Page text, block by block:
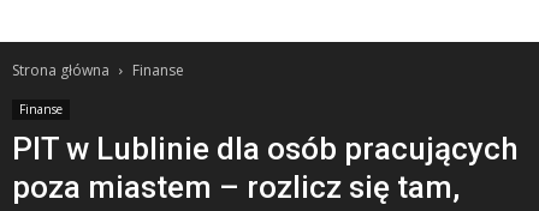
Strona główna Finanse
Finanse
PIT w Lublinie dla osób pracujących
poza miastem – rozlicz się tam,